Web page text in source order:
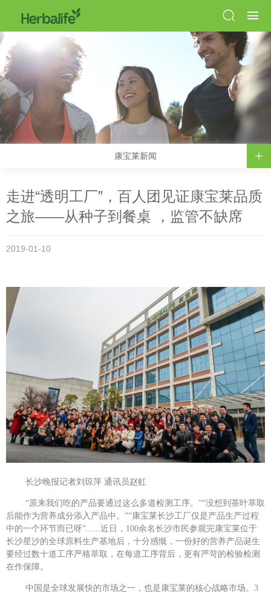
康宝莱新闻
走进“透明工厂”，百人团见证康宝莱品质
之旅——从种子到餐桌 ，监管不缺席
2019-01-10
长沙晚报记者刘琼萍 通讯员赵虹
“原来我们吃的产品要通过这么多道检测工序。”“没想到茶叶萃取
后能作为营养成分添入产品中。”“康宝莱长沙工厂仅是产品生产过程
中的一个环节而已呀”......近日，100余名长沙市民参观完康宝莱位于
长沙星沙的全球原料生产基地后，十分感慨，一份好的营养产品诞生
要经过数十道工序严格萃取，在每道工序背后，更有严苛的检验检测
在作保障。
中国是全球发展快的市场之一，也是康宝莱的核心战略市场。3